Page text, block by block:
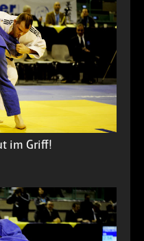
im Griff!